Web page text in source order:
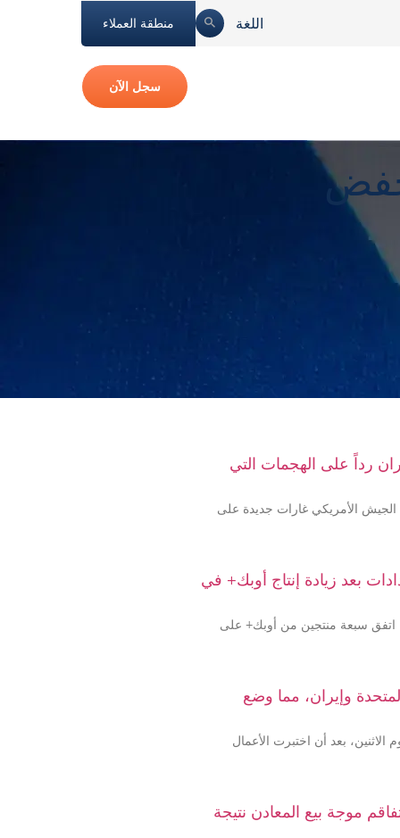
اللغة منطقة العملاء
سجل الآن
خفض
رداً على الهجمات التي
بعد أن شنّ الجيش الأمريكي غارات جديدة على
بعد زيادة إنتاج أوبك+ في
اتفق سبعة منتجين من أوبك+ على
وإيران، مما وضع
الاثنين، بعد أن اختبرت الأعمال
دون 4000 دولار مع تفاقم موجة بيع المعادن نتيجة